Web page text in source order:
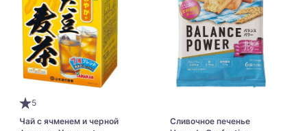
5
Чай с ячменем и черной
Сливочное печенье